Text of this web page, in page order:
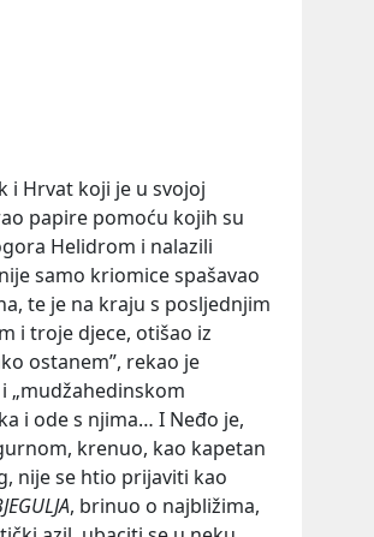
i Hrvat koji je u svojoj
papire pomoću kojih su
Helidrom i nalazili
samo kriomice spašavao
te je na kraju s posljednjim
i troje djece, otišao iz
ostanem”, rekao je
„mudžahedinskom
i ode s njima… I Neđo je,
krenuo, kao kapetan
nije se htio prijaviti kao
, brinuo o najbližima,